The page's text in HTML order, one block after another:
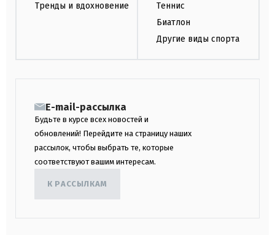
Тренды и вдохновение
Теннис
Биатлон
Другие виды спорта
E-mail-рассылка
Будьте в курсе всех новостей и
обновлений! Перейдите на страницу наших
рассылок, чтобы выбрать те, которые
соответствуют вашим интересам.
К РАССЫЛКАМ